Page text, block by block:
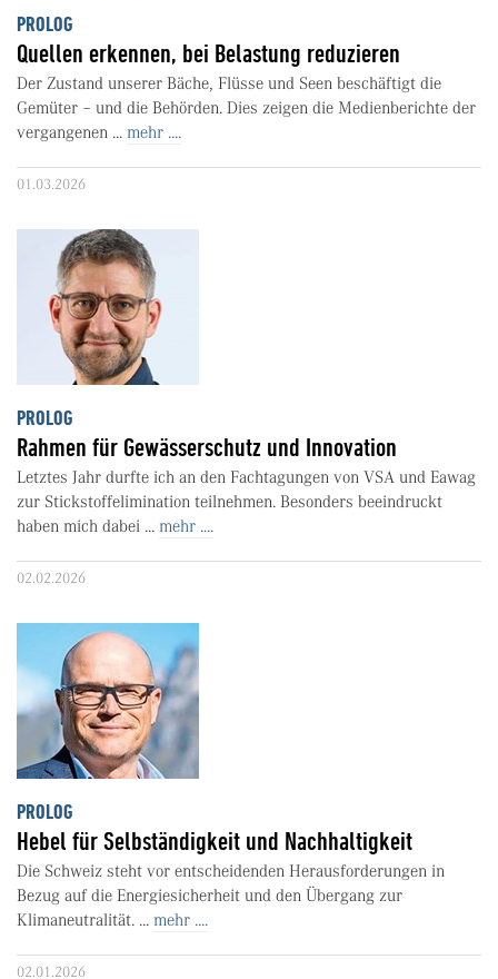
PROLOG
Quellen erkennen, bei Belastung reduzieren
Der Zustand unserer Bäche, Flüsse und Seen beschäftigt die
Gemüter – und die Behörden. Dies zeigen die Medienberichte der
vergangenen ... mehr ....
01.03.2026
PROLOG
Rahmen für Gewässerschutz und Innovation
Letztes Jahr durfte ich an den Fachtagungen von VSA und Eawag
zur Stickstoffelimination teilnehmen. Besonders beeindruckt
haben mich dabei ... mehr ....
02.02.2026
PROLOG
Hebel für Selbständigkeit und Nachhaltigkeit
Die Schweiz steht vor entscheidenden Herausforderungen in
Bezug auf die Energiesicherheit und den Übergang zur
Klimaneutralität. ... mehr ....
02.01.2026